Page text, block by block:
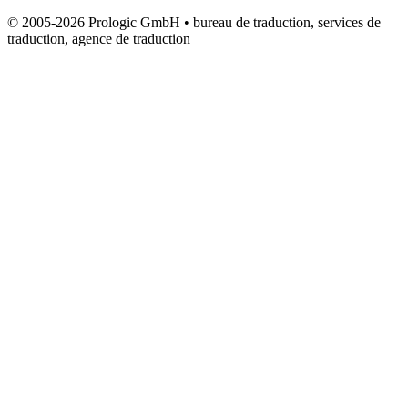
© 2005-2026 Prologic GmbH • bureau de traduction, services de
traduction, agence de traduction